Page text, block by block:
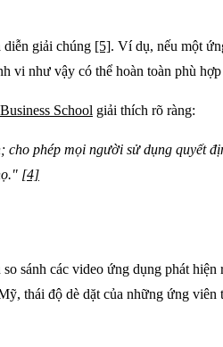
diễn giải chúng [5]. Ví dụ, nếu một
vi như vậy có thể hoàn toàn phù
School giải thích rõ ràng:
phép mọi người sử dụng quyết
[4]
sánh các video ứng dụng phát hiện
thái độ dè dặt của những ứng